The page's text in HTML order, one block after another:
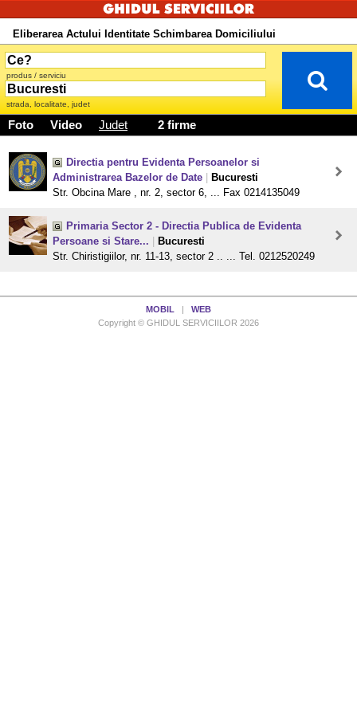
Eliberarea Actului Identitate Schimbarea Domiciliului
produs / serviciu
strada, localitate, judet
Foto Video Judet 2 firme
Directia pentru Evidenta Persoanelor si
Administrarea Bazelor de Date
Bucuresti
Str. Obcina Mare , nr. 2, sector 6, ... Fax 0214135049
Primaria Sector 2 - Directia Publica de Evidenta
Persoane si Stare...
Bucuresti
Str. Chiristigiilor, nr. 11-13, sector 2 .. ... Tel. 0212520249
MOBIL
WEB
Copyright © GHIDUL SERVICIILOR 2026